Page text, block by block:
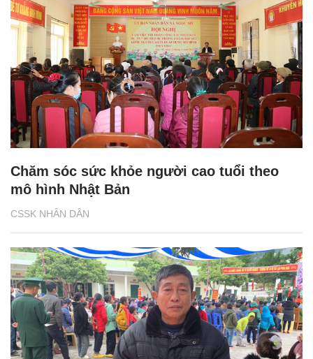
CSSK NHÂN DÂN
Chăm sóc sức khỏe người cao tuổi theo
mô hình Nhật Bản